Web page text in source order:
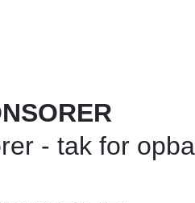
- tak for